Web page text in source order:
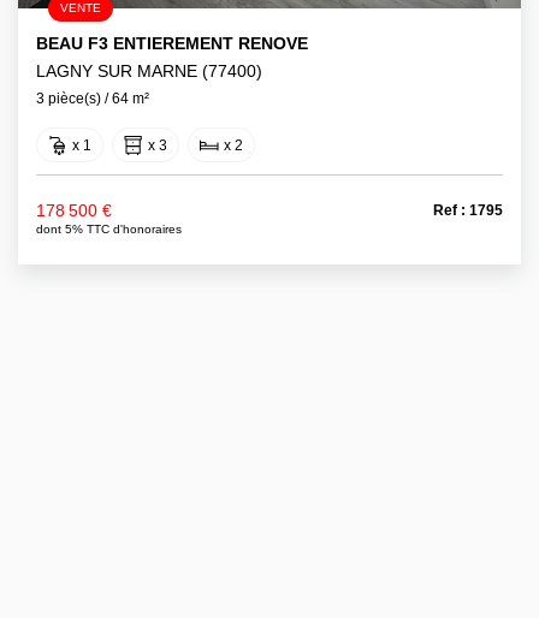
VENTE
BEAU F3 ENTIEREMENT RENOVE
LAGNY SUR MARNE (77400)
3 pièce(s) / 64 m²
x 1 x 3 x 2
178 500 €
dont 5% TTC d'honoraires
Ref : 1795